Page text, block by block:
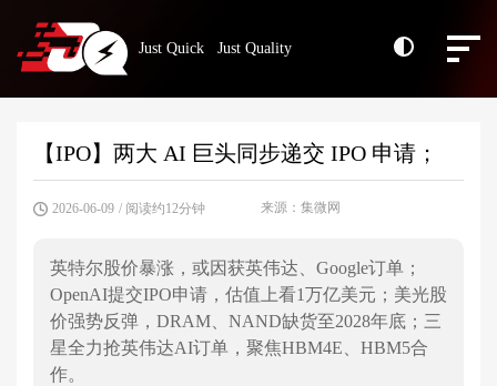
Just Quick Just Quality
【IPO】两大 AI 巨头同步递交 IPO 申请；
2026-06-09 / 阅读约12分钟 来源：集微网
英特尔股价暴涨，或因获英伟达、Google订单；
OpenAI提交IPO申请，估值上看1万亿美元；美光股
价强势反弹，DRAM、NAND缺货至2028年底；三
星全力抢英伟达AI订单，聚焦HBM4E、HBM5合
作。